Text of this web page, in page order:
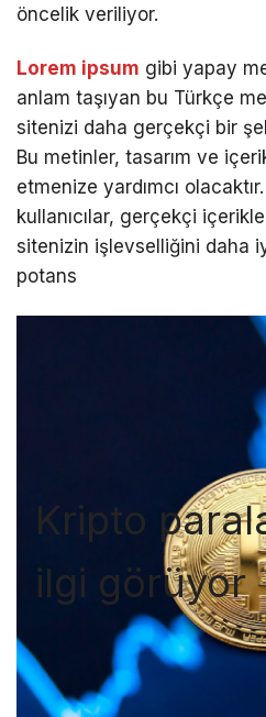
öncelik veriliyor.
Lorem ipsum gibi yapay
anlam taşıyan bu Türkçe
sitenizi daha gerçekçi bir
Bu metinler, tasarım ve
etmenize yardımcı
kullanıcılar, gerçekçi
sitenizin işlevselliğini daha
potans
Kripto
ilgi görüyor